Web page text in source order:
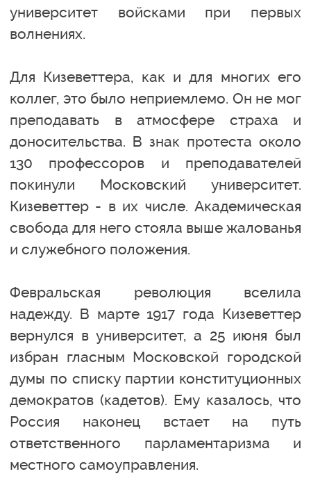
университет войсками при первых
волнениях.
Для Кизеветтера, как и для многих его
коллег, это было неприемлемо. Он не мог
преподавать в атмосфере страха и
доносительства. В знак протеста около
130 профессоров и преподавателей
покинули Московский университет.
Кизеветтер - в их числе. Академическая
свобода для него стояла выше жалованья
и служебного положения.
Февральская революция вселила
надежду. В марте 1917 года Кизеветтер
вернулся в университет, а 25 июня был
избран гласным Московской городской
думы по списку партии конституционных
демократов (кадетов). Ему казалось, что
Россия наконец встает на путь
ответственного парламентаризма и
местного самоуправления.